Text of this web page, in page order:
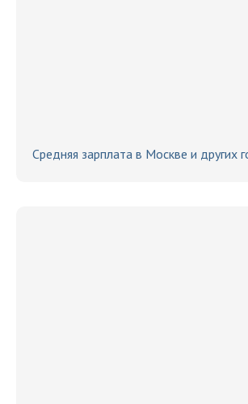
Средняя зарплата в Москве и других